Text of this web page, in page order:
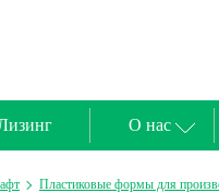
О нас
Пластиковые формы для